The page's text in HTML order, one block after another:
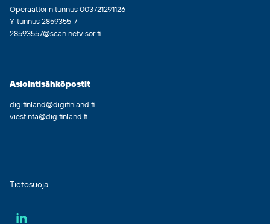
Operaattorin tunnus 003721291126
Y-tunnus 2859355-7
28593557@scan.netvisor.fi
Asiointisähköpostit
digifinland@digifinland.fi
viestinta@digifinland.fi
Tietosuoja